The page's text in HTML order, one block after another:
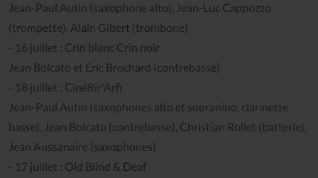
Jean-Paul Autin (saxophone alto), Jean-Luc Cappozzo
(trompette), Alain Gibert (trombone)
- 16 juillet : Crin blanc Crin noir
Jean Bolcato et Eric Brochard (contrebasse)
- 18 juillet : CinéRir'Arfi
Jean-Paul Autin (saxophones alto et sopranino, clarinette
basse), Jean Bolcato (contrebasse), Christian Rollet (batterie),
Jean Aussanaire (saxophones)
- 17 juillet : Old Blind & Deaf